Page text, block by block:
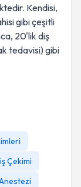
Kendisi,
gibi çeşitli
20'lik diş
tedavisi) gibi
Çekimi